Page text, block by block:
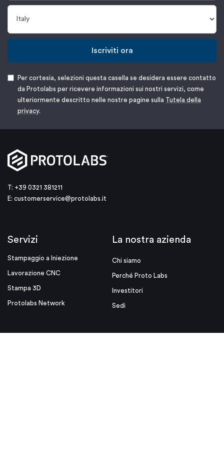
Iscriviti ora
Per cortesia, selezioni questa casella se desidera essere contatto
da Protolabs per ricevere informazioni sui nostri servizi, come
ulteriormente descritto nelle nostre pagine sulla Tutela della
privacy.
T: +39 0321 381211
E: customerservice@protolabs.it
Servizi
Stampaggio a Iniezione
Lavorazione CNC
Stampa 3D
Protolabs Network
La nostra azienda
Chi siamo
Perché Proto Labs
Investitori
Sedi